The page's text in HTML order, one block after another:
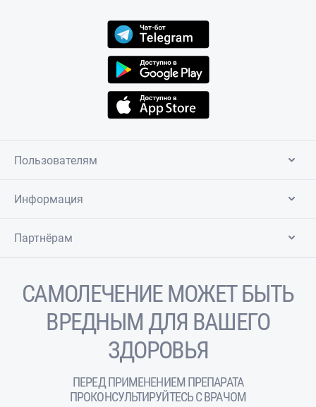
Пользователям
Информация
Партнёрам
САМОЛЕЧЕНИЕ МОЖЕТ БЫТЬ
ВРЕДНЫМ ДЛЯ ВАШЕГО
ЗДОРОВЬЯ
ПЕРЕД ПРИМЕНЕНИЕМ ПРЕПАРАТА
ПРОКОНСУЛЬТИРУЙТЕСЬ С ВРАЧОМ